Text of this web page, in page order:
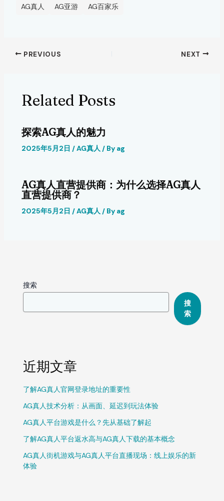
AG真人 AG亚游 AG百家乐
PREVIOUS NEXT
Related Posts
探索AG真人的魅力
2025年5月2日 /AG真人 / By ag
AG真人直营提供商：为什么选择AG真人
直营提供商？
2025年5月2日 /AG真人 / By ag
搜索
搜
索
近期文章
了解AG真人官网登录地址的重要性
AG真人技术分析：从画面、延迟到玩法体验
AG真人平台游戏是什么？先从基础了解起
了解AG真人平台返水高与AG真人下载的基本概念
AG真人街机游戏与AG真人平台直播现场：线上娱乐的新
体验